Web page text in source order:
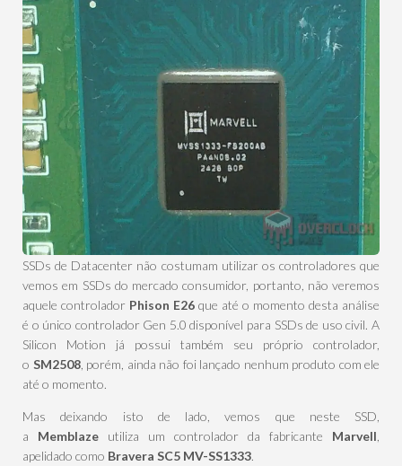
SSDs de Datacenter não costumam utilizar os controladores que
vemos em SSDs do mercado consumidor, portanto, não veremos
aquele controlador Phison E26 que até o momento desta análise
é o único controlador Gen 5.0 disponível para SSDs de uso civil. A
Silicon Motion já possui também seu próprio controlador,
o SM2508, porém, ainda não foi lançado nenhum produto com ele
até o momento.
Mas deixando isto de lado, vemos que neste SSD,
a Memblaze utiliza um controlador da fabricante Marvell
apelidado como Bravera SC5 MV-SS1333.